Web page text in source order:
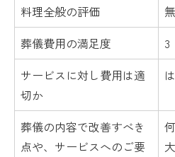
料理全般の評価
無
葬儀費用の満足度
3
サービスに対し費用は適
切か
葬儀の内容で改善すべき
点や、サービスへのご要